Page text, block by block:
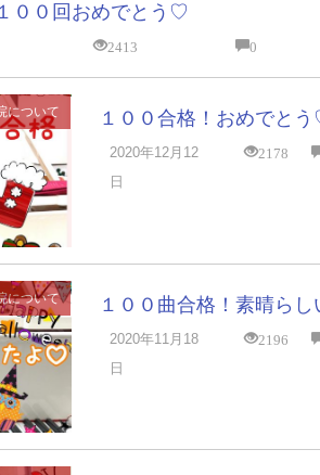
００回おめでとう♡
2413 0
について １００合格！おめでと
2020年12月12
日
2178
について １００曲合格！素晴ら
2020年11月18
日
2196